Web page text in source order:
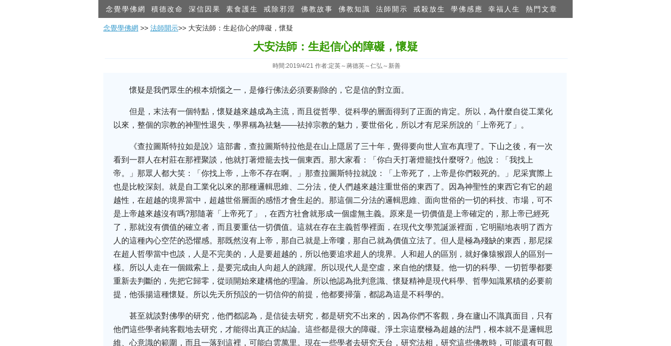
念覺學佛網 積德改命 深信因果 素食護生 戒除邪淫 佛教故事 佛教知識 法師開示 戒殺放生 學佛感應 幸福人生 熱門文章
念覺學佛網 >> 法師開示>> 大安法師：生起信​心的障礙，懷疑
大安法師：生起信​心的障礙，懷疑
時間:2019/4/21 作者:定英～蔣德英～仁弘～新善
懷疑是我們眾生的根本煩惱之一，是修行佛法必須要剔除的，它是信的對立面。
但是，末法有一個特點，懷疑越來越成為主流，而且從哲學、從科學的層面得到了正面的肯定。所以，為什麼自從工業化
以來，整個的宗教的神聖性退失，學界稱為祛魅——祛掉宗教的魅力，要世俗化，所以才有尼采所說的「上帝死了」。
《查拉圖斯特拉如是說》這部書，查拉圖斯特拉他是在山上隱居了三十年，覺得要向世人宣布真理了。下山之後，有一次
看到一群人在村莊在那裡聚談，他就打著燈籠去找一個東西。那大家看：「你白天打著燈籠找什麼呀?」他說：「我找上
帝。」那眾人都大笑：「你找上帝，上帝不存在啊。」那查拉圖斯特拉就說：「上帝死了，上帝是你們殺死的。」尼采實際上
也是比較深刻。就是自工業化以來的那種邏輯思維、二分法，使人們越來越注重世俗的東西了。因為神聖性的東西它有它的超
越性，在超越的境界當中，超越世俗層面的感悟才會生起的。那這個二分法的邏輯思維、面向世俗的一切的科技、市場，可不
是上帝越來越沒有嗎?那隨著「上帝死了」，在西方社會就形成一個虛無主義。原來是一切價值是上帝確定的，那上帝已經死
了，那就沒有價值的確立者，而且要重估一切價值。這就在存在主義哲學裡面，在現代文學荒誕派裡面，它明顯地表明了西方
人的這種內心空茫的恐懼感。那既然沒有上帝，那自己就是上帝嘍，那自己就為價值立法了。但人是極為殘缺的東西，那尼採
在超人哲學當中也談，人是不完美的，人是要超越的，所以他要追求超人的境界。人和超人的區別，就好像猿猴跟人的區別一
樣。所以人走在一個鐵索上，是要完成由人向超人的跳躍。所以現代人是空虛，來自他的懷疑。他一切的科學、一切哲學都要
重新去判斷的，先把它歸零，從頭開始來建構他的理論。所以他認為批判意識、懷疑精神是現代科學、哲學知識累積的必要前
提，他張揚這種懷疑。所以先天所預設的一切信仰的前提，他都要掃蕩，都認為這是不科學的。
甚至就談對佛學的研究，他們都認為，是信徒去研究，都是研究不出來的，因為你們不客觀，身在廬山不識真面目，只有
他們這些學者純客觀地去研究，才能得出真正的結論。這些都是很大的障礙。淨土宗這麼極為超越的法門，根本就不是邏輯思
維、心意識的範圍，而且一落到這裡，可能白雲萬里。現在一些學者去研究天台，研究法相，研究這些佛教時，可能還有可觀